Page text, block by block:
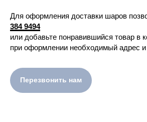
Для оформления доставки шаров
384 9494
или добавьте понравившийся товар в
при оформлении необходимый адрес
Перезвонить нам